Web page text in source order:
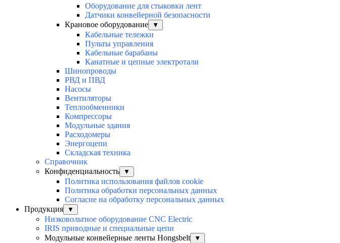
Оборудование для стыковки лент
Датчики конвейерной безопасности
Крановое оборудование
▼
Кабельные тележки
Пульты управления
Кабельные барабаны
Канатные и цепные электротали
Шинопроводы
РВД и ПВД
Насосы
Вентиляторы
Теплообменники
Компрессоры
Модульные здания
Расходомеры
Энергоцепи
Складская техника
Справочник
Конфиденциальность
▼
Политика использования файлов cookie
Политика обработки персональных данных
Согласие на обработку персональных данных
Продукция
▼
Низковольтное оборудование CNC Electric
IRIS приводные и специальные цепи
Модульные конвейерные ленты Hongsbelt
▼